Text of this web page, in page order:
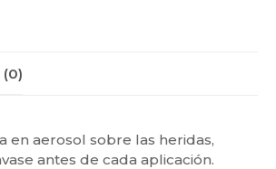
(0)
en aerosol sobre las heridas,
antes de cada aplicación.